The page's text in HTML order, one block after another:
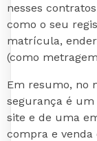
nesses
como o seu
matrícula,
(como
Em resumo, no
segurança é
site e de uma
compra e